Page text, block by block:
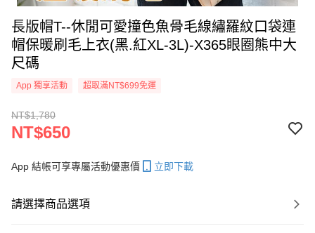
長版帽T--休閒可愛撞色魚骨毛線繡羅紋口袋連
帽保暖刷毛上衣(黑.紅XL-3L)-X365眼圈熊中大
尺碼
App 獨享活動 超取滿NT$699免運
NT$1,780
NT$650
App 結帳可享專屬活動優惠價 立即下載
請選擇商品選項